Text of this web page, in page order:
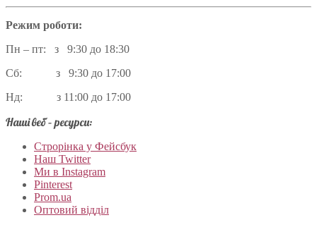
Режим роботи:
Пн – пт: з 9:30 до 18:30
Сб: з 9:30 до 17:00
Нд: з 11:00 до 17:00
Наші веб – ресурси:
Строрінка у Фейсбук
Наш Twitter
Ми в Instagram
Pinterest
Prom.ua
Оптовий відділ